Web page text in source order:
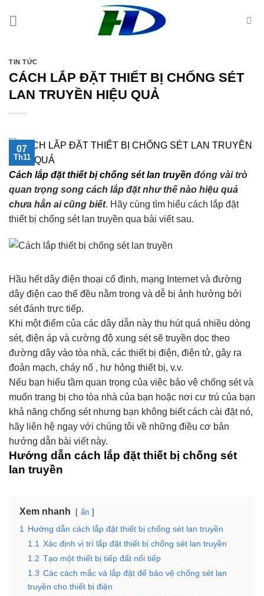
TIN TỨC
CÁCH LẮP ĐẶT THIẾT BỊ CHỐNG SÉT
LAN TRUYỀN HIỆU QUẢ
07
Th11
Cách lắp đặt thiết bị chống sét lan truyền đóng vài trò
quan trọng song cách lắp đặt như thế nào hiệu quả
chưa hẳn ai cũng biết. Hãy cùng tìm hiểu cách lắp đặt
thiết bị chống sét lan truyền qua bài viết sau.
Hầu hết dây điện thoại cố định, mạng Internet và đường
dây điện cao thế đều nằm trong và dễ bị ảnh hưởng bởi
sét đánh trực tiếp.
Khi một điểm của các dây dẫn này thu hút quá nhiều dòng
sét, điện áp và cường độ xung sét sẽ truyền dọc theo
đường dây vào tòa nhà, các thiết bị điện, điện tử, gây ra
đoản mạch, cháy nổ , hư hỏng thiết bị, v.v.
Nếu bạn hiểu tầm quan trọng của việc bảo vệ chống sét và
muốn trang bị cho tòa nhà của bạn hoặc nơi cư trú của bạn
khả năng chống sét nhưng bạn không biết cách cài đặt nó,
hãy liên hệ ngay với chúng tôi về những điều cơ bản
hướng dẫn bài viết này.
Hướng dẫn cách lắp đặt thiết bị chống sét
lan truyền
Xem nhanh ẩn
1 Hướng dẫn cách lắp đặt thiết bị chống sét lan truyền
1.1 Xác định vị trí lắp đặt thiết bị chống sét lan truyền
1.2 Tạo một thiết bị tiếp đất nối tiếp
1.3 Các cách mắc và lắp đặt để bảo vệ chống sét lan
truyền cho thiết bị điện